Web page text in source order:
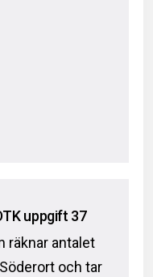
uppgift 37
räknar antalet
och tar